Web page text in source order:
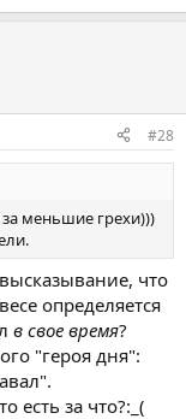
#28
меньшие грехи)))
что
определяется
в свое время?
"героя дня":
есть за что?:_(